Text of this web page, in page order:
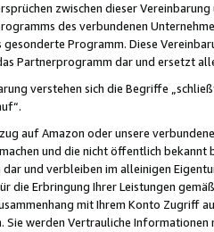
zwischen dieser
des verbundenen
gesonderte Programm. Diese
Partnerprogramm dar und ersetzt
verstehen sich die Begriffe
auf Amazon oder unsere
und die nicht öffentlich
dar und verbleiben im alleinigen
die Erbringung Ihrer Leistungen
mit Ihrem Konto
Sie werden Vertrauliche